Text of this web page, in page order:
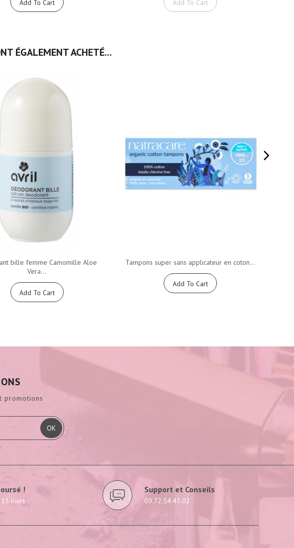
Add To Cart Add To Cart
ÉGALEMENT ACHETÉ...
bille femme Camomille Aloe
Vera...
Add To Cart
Tampons super sans applicateur en coton...
Add To Cart
promotions
OK
!
jours
Support et Conseils
09.72.54.43.02